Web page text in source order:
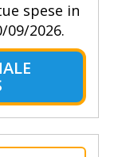
spese in
2026.